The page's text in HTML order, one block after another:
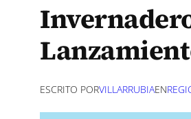
ESCRITO PORVILLARRUBIAEN